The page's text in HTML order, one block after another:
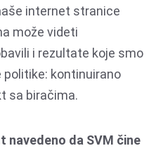
internet stranice
može videti
i rezultate koje smo
politike: kontinuirano
sa biračima.
navedeno da SVM čine